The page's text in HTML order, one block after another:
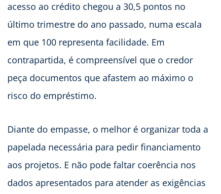
acesso ao crédito chegou a 30,5 pontos no
último trimestre do ano passado, numa escala
em que 100 representa facilidade. Em
contrapartida, é compreensível que o credor
peça documentos que afastem ao máximo o
risco do empréstimo.
Diante do empasse, o melhor é organizar toda a
papelada necessária para pedir financiamento
aos projetos. E não pode faltar coerência nos
dados apresentados para atender as exigências